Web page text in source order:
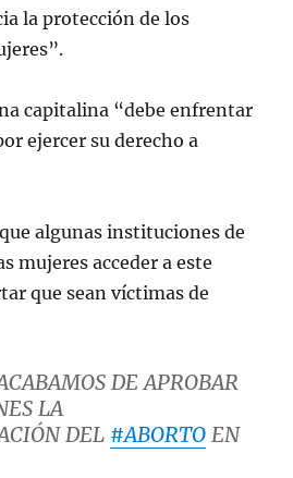
la protección de los
capitalina “debe enfrentar
ejercer su derecho a
algunas instituciones de
mujeres acceder a este
que sean víctimas de
DE APROBAR
LA
DEL #ABORTO EN